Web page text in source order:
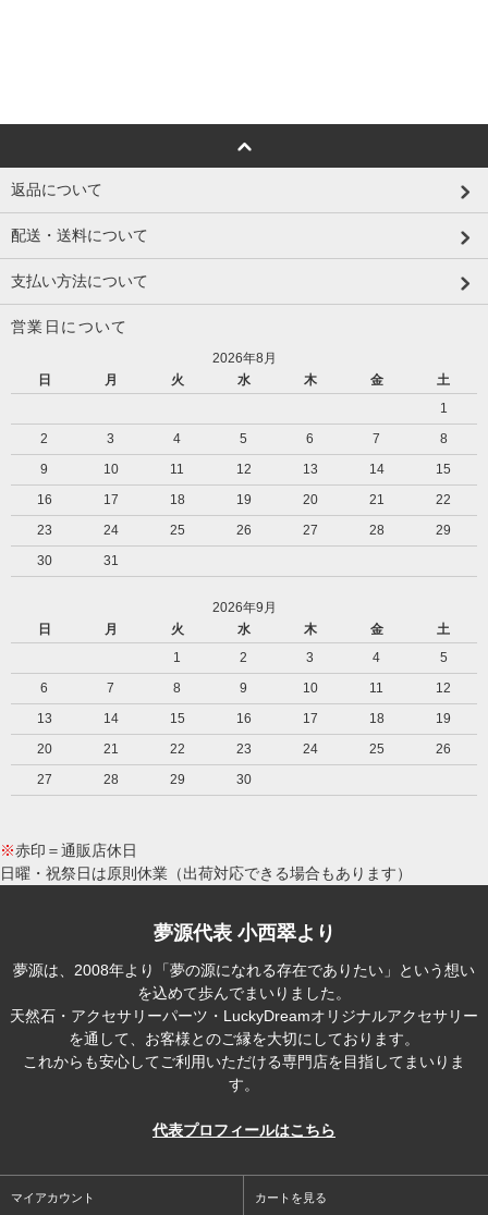
返品について
配送・送料について
支払い方法について
営業日について
2026年8月
日
月 火 水 木 金
土
1
2
3 4 5 6 7
8
9
10 11 12 13 14
15
16
17 18 19 20 21
22
23
24 25 26 27 28
29
30
31
2026年9月
日
月 火 水 木 金
土
1
2 3 4
5
6
7 8 9 10 11
12
13
14 15 16 17 18
19
20
21 22 23 24 25
26
27
28 29 30
※赤印＝通販店休日
日曜・祝祭日は原則休業（出荷対応できる場合もあります）
夢源代表 小西翠より
夢源は、2008年より「夢の源になれる存在でありたい」という想い
を込めて歩んでまいりました。
天然石・アクセサリーパーツ・LuckyDreamオリジナルアクセサリー
を通して、お客様とのご縁を大切にしております。
これからも安心してご利用いただける専門店を目指してまいりま
す。
代表プロフィールはこちら
マイアカウント カートを見る